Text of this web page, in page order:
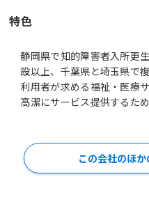
特色
静岡県で知的障害者入所更
設以上、千葉県と埼玉県で
利用者が求める福祉・医療
高潔にサービス提供するた
この会社のほ